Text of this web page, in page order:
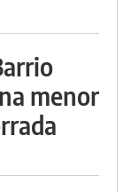
menor